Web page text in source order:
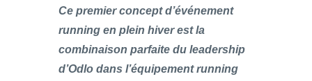
Ce premier concept d’événement
running en plein hiver est la
combinaison parfaite du leadership
d’Odlo dans l’équipement running